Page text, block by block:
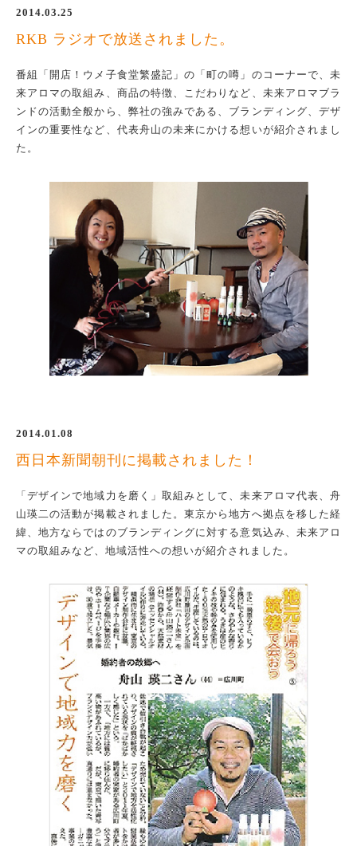
2014.03.25
RKB ラジオで放送されました。
番組「開店！ウメ子食堂繁盛記」の「町の噂」のコーナーで、未
来アロマの取組み、商品の特徴、こだわりなど、未来アロマブラ
ンドの活動全般から、弊社の強みである、ブランディング、デザ
インの重要性など、代表舟山の未来にかける想いが紹介されまし
た。
2014.01.08
西日本新聞朝刊に掲載されました！
「デザインで地域力を磨く」取組みとして、未来アロマ代表、舟
山瑛二の活動が掲載されました。東京から地方へ拠点を移した経
緯、地方ならではのブランディングに対する意気込み、未来アロ
マの取組みなど、地域活性への想いが紹介されました。